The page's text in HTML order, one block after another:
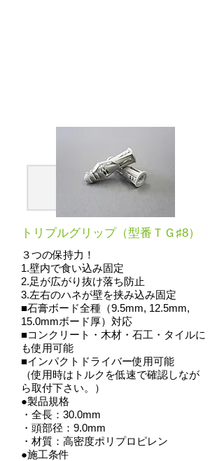
トリプルグリップ（型番ＴＧ♯8）
３つの保持力！
1.壁内で食い込み固定
2.足が広がり抜け落ち防止
3.左右のハネが壁を挟み込み固定
■石膏ボード全種（9.5mm, 12.5mm,
15.0mmボード厚）対応
■コンクリート・木材・石工・タイルに
も使用可能
■インパクトドライバー使用可能
（使用時はトルクを低速で確認しなが
ら取付下さい。）
●製品規格
・全長：30.0mm
・頭部径：9.0mm
・材質：高密度ポリプロピレン
●施工条件